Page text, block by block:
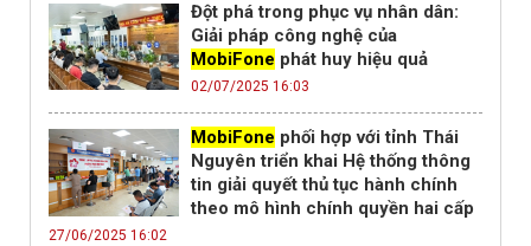
Đột phá trong phục vụ nhân dân:
Giải pháp công nghệ của
MobiFone phát huy hiệu quả
02/07/2025 16:03
MobiFone phối hợp với tỉnh Thái
Nguyên triển khai Hệ thống thông
tin giải quyết thủ tục hành chính
theo mô hình chính quyền hai cấp
27/06/2025 16:02